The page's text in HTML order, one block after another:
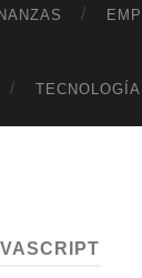
TECNOLOGÍA